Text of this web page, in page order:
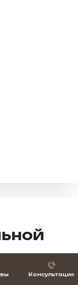
Консультация
бизнеса —